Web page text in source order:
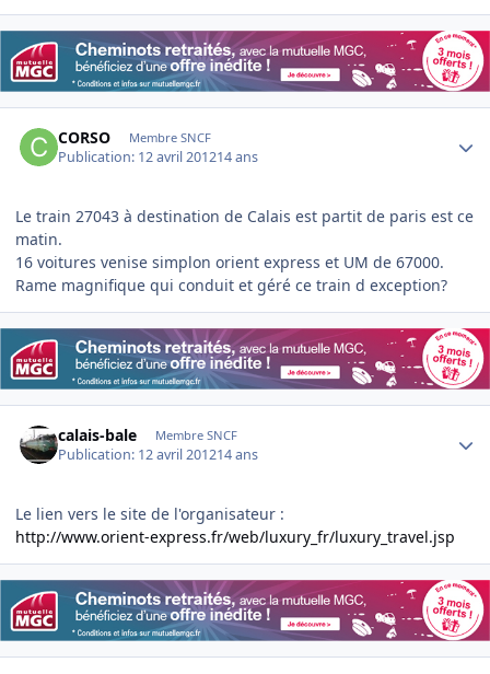
CORSO Membre SNCF
Publication: 12 avril 201214 ans
Le train 27043 à destination de Calais est partit de paris est ce
matin.
16 voitures venise simplon orient express et UM de 67000.
Rame magnifique qui conduit et géré ce train d exception?
calais-bale Membre SNCF
Publication: 12 avril 201214 ans
Le lien vers le site de l'organisateur :
http://www.orient-express.fr/web/luxury_fr/luxury_travel.jsp